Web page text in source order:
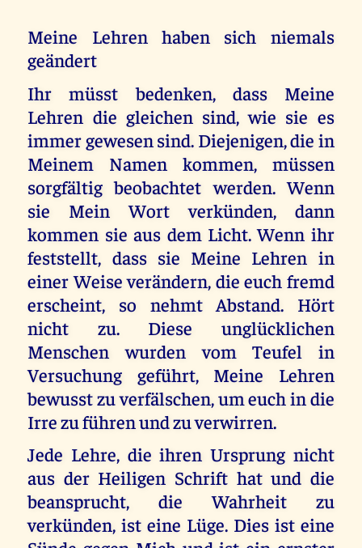
Meine Lehren haben sich niemals
geändert
Ihr müsst bedenken, dass Meine
Lehren die gleichen sind, wie sie es
immer gewesen sind. Diejenigen, die in
Meinem Namen kommen, müssen
sorgfältig beobachtet werden. Wenn
sie Mein Wort verkünden, dann
kommen sie aus dem Licht. Wenn ihr
feststellt, dass sie Meine Lehren in
einer Weise verändern, die euch fremd
erscheint, so nehmt Abstand. Hört
nicht zu. Diese unglücklichen
Menschen wurden vom Teufel in
Versuchung geführt, Meine Lehren
bewusst zu verfälschen, um euch in die
Irre zu führen und zu verwirren.
Jede Lehre, die ihren Ursprung nicht
aus der Heiligen Schrift hat und die
beansprucht, die Wahrheit zu
verkünden, ist eine Lüge. Dies ist eine